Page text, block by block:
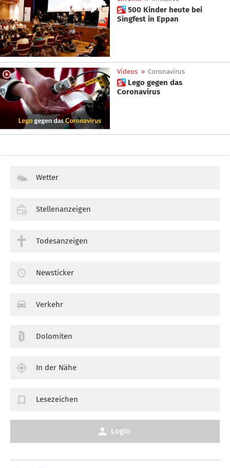
 500 Kinder heute bei
Singfest in Eppan
Videos » Coronavirus
 Lego gegen das
Coronavirus
Wetter
Stellenanzeigen
Todesanzeigen
Newsticker
Verkehr
Dolomiten
In der Nähe
Lesezeichen
Login